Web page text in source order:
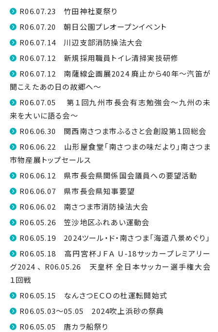
R06.07.23 竹田神社夏祭り
R06.07.20 朝日公園プレオープンイベント
R06.07.14 川辺支部消防操法大会
R06.07.12 新規採用職員トイレ清掃実技研修
R06.07.12 南薩線企画展2024 廃止から40年～汽笛が
聞こえたあの日の故郷へ～
R06.07.05 第１回九州市長会有志勉強会～九州の未
来を大いに語る会～
R06.06.30 関西南さつま市ふるさと会創設第１回総会
R06.06.22 山形屋食堂「南さつまの味だより」南さつま
市物産展トップセールス
R06.06.12 県市長会県関係国会議員への要望活動
R06.06.07 県市長会県知事要望
R06.06.02 南さつま市消防操法大会
R06.05.26 笠沙地区ふれあい運動会
R06.05.19 2024ツール・ド・南さつま「海道八景めぐり」
R06.05.18 高円宮杯ＪＦＡ U-18サッカープレミアリー
グ2024 、 R06.05.26 天皇杯 全日本サッカー選手権大会
１回戦
R06.05.15 なんさつＥＣＯの杜運転開始式
R06.05.03～05.05 2024吹上浜砂の祭典
R06.05.05 唐カラ船祭り